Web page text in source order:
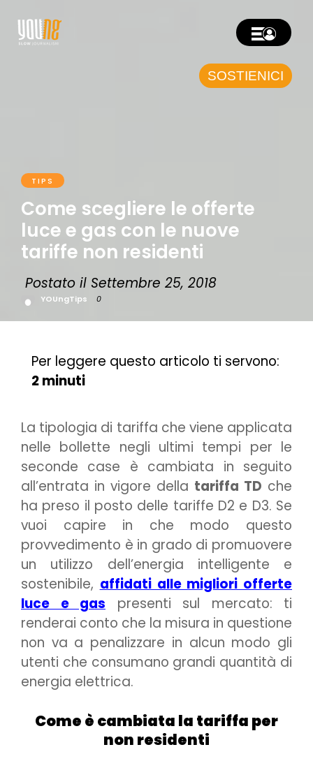
SOSTIENICI
TIPS
Come scegliere le offerte
luce e gas con le nuove
tariffe non residenti
Postato il Settembre 25, 2018
YOUngTips 0
Per leggere questo articolo ti servono:
2 minuti
La tipologia di tariffa che viene applicata
nelle bollette negli ultimi tempi per le
seconde case è cambiata in seguito
all’entrata in vigore della tariffa TD che
ha preso il posto delle tariffe D2 e D3. Se
vuoi capire in che modo questo
provvedimento è in grado di promuovere
un utilizzo dell’energia intelligente e
sostenibile, affidati alle migliori offerte
luce e gas presenti sul mercato: ti
renderai conto che la misura in questione
non va a penalizzare in alcun modo gli
utenti che consumano grandi quantità di
energia elettrica.
Come è cambiata la tariffa per
non residenti